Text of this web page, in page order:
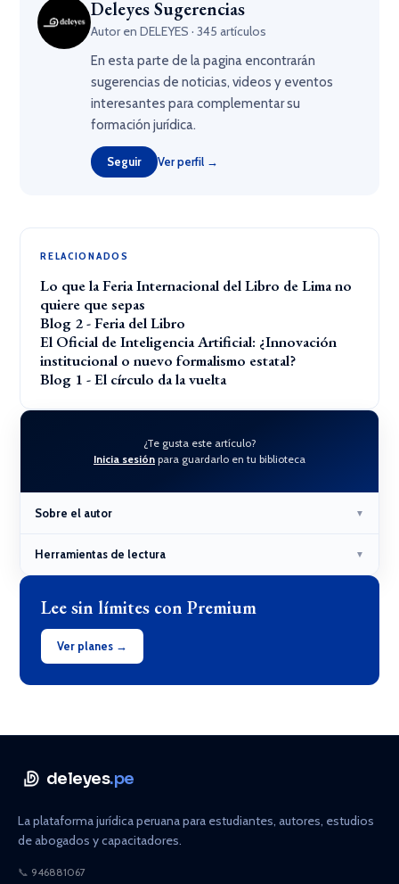
Deleyes Sugerencias
Autor en DELEYES · 345 artículos
En esta parte de la pagina encontrarán
sugerencias de noticias, videos y eventos
interesantes para complementar su
formación jurídica.
Seguir Ver perfil →
RELACIONADOS
Lo que la Feria Internacional del Libro de Lima no
quiere que sepas
Blog 2 - Feria del Libro
El Oficial de Inteligencia Artificial: ¿Innovación
institucional o nuevo formalismo estatal?
Blog 1 - El círculo da la vuelta
¿Te gusta este artículo?
Inicia sesión para guardarlo en tu biblioteca
Sobre el autor ▼
Herramientas de lectura ▼
Lee sin límites con Premium
Ver planes →
deleyes.pe
La plataforma jurídica peruana para estudiantes, autores, estudios
de abogados y capacitadores.
📞 946881067